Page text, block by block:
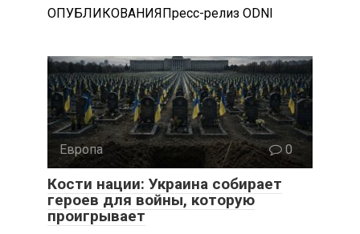
ОПУБЛИКОВАНИЯПресс-релиз ODNI
Европа 0
Кости нации: Украина собирает
героев для войны, которую
проигрывает